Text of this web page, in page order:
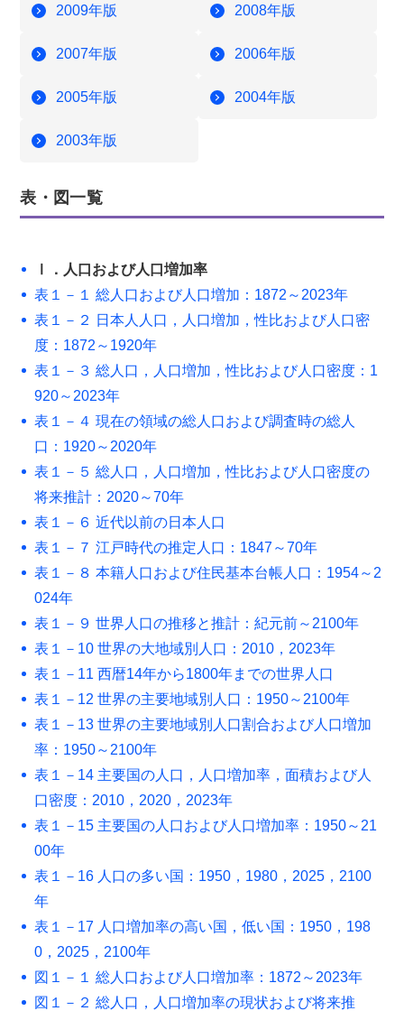
2009年版 2008年版
2007年版 2006年版
2005年版 2004年版
2003年版
表・図一覧
Ⅰ．人口および人口増加率
表１－１ 総人口および人口増加：1872～2023年
表１－２ 日本人人口，人口増加，性比および人口密
度：1872～1920年
表１－３ 総人口，人口増加，性比および人口密度：1
920～2023年
表１－４ 現在の領域の総人口および調査時の総人
口：1920～2020年
表１－５ 総人口，人口増加，性比および人口密度の
将来推計：2020～70年
表１－６ 近代以前の日本人口
表１－７ 江戸時代の推定人口：1847～70年
表１－８ 本籍人口および住民基本台帳人口：1954～2
024年
表１－９ 世界人口の推移と推計：紀元前～2100年
表１－10 世界の大地域別人口：2010，2023年
表１－11 西暦14年から1800年までの世界人口
表１－12 世界の主要地域別人口：1950～2100年
表１－13 世界の主要地域別人口割合および人口増加
率：1950～2100年
表１－14 主要国の人口，人口増加率，面積および人
口密度：2010，2020，2023年
表１－15 主要国の人口および人口増加率：1950～21
00年
表１－16 人口の多い国：1950，1980，2025，2100
年
表１－17 人口増加率の高い国，低い国：1950，198
0，2025，2100年
図１－１ 総人口および人口増加率：1872～2023年
図１－２ 総人口，人口増加率の現状および将来推